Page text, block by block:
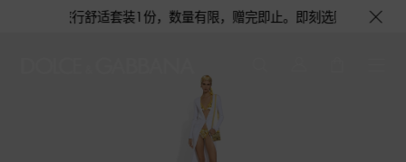
或旅行舒适套装1份，数量有限，赠完即止。即刻选购，尊享花